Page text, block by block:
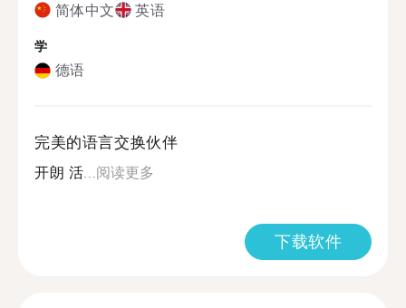
简体中文 英语
学
德语
完美的语言交换伙伴
开朗 活...阅读更多
下载软件